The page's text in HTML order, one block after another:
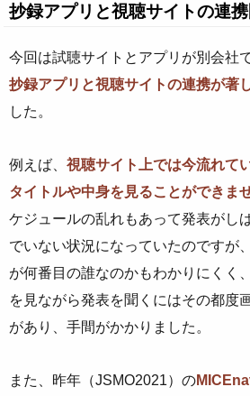
抄録アプリと視聴サイトの連
今回は試聴サイトとアプリが別会社
抄録アプリと視聴サイトの連携が著
した。
例えば、 視聴サイト上では今流れて
タイトルや中身を見ることができま
ケジュールの乱れもあって発表がし
でいない状況になっていたのですが
が何番目の誰なのかもわかりにくく
を見ながら発表を聞くにはその都度
があり、手間がかかりました。
また、昨年（JSMO2021）の